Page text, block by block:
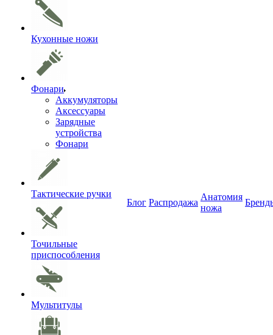
Кухонные ножи
Фонари
Аккумуляторы
Аксессуары
Зарядные
устройства
Фонари
Тактические ручки
Точильные
приспособления
Мультитулы
Блог Распродажа
Анатомия
ножа